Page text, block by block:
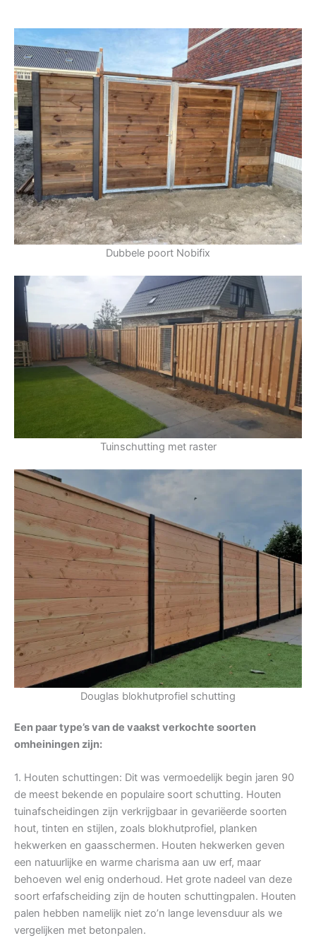
Dubbele poort Nobifix
Tuinschutting met raster
Douglas blokhutprofiel schutting
Een paar type’s van de vaakst verkochte soorten
omheiningen zijn:
1. Houten schuttingen: Dit was vermoedelijk begin jaren 90
de meest bekende en populaire soort schutting. Houten
tuinafscheidingen zijn verkrijgbaar in gevariëerde soorten
hout, tinten en stijlen, zoals blokhutprofiel, planken
hekwerken en gaasschermen. Houten hekwerken geven
een natuurlijke en warme charisma aan uw erf, maar
behoeven wel enig onderhoud. Het grote nadeel van deze
soort erfafscheiding zijn de houten schuttingpalen. Houten
palen hebben namelijk niet zo’n lange levensduur als we
vergelijken met betonpalen.